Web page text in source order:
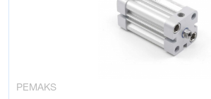
PEMAKS